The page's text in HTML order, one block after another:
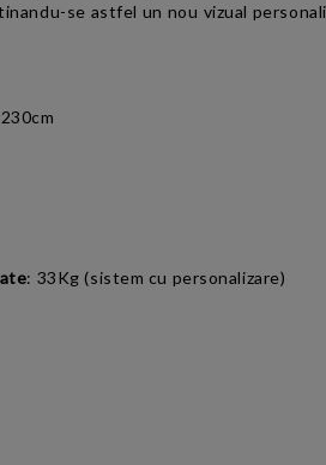
se astfel un nou vizual
: 33Kg (sistem cu personalizare)